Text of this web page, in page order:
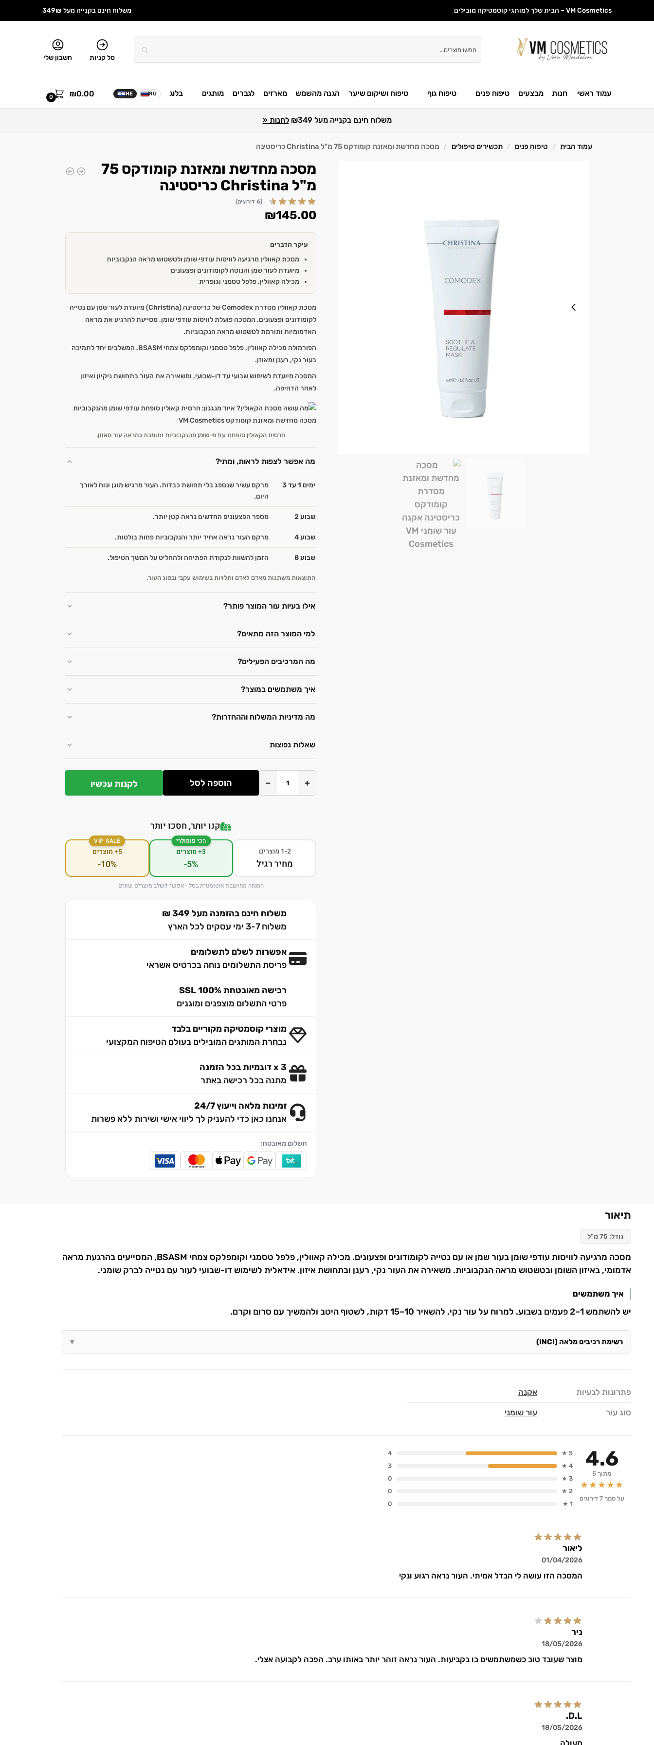
VM Cosmetics – הבית שלך למותגי קוסמטיקה מובילים משלוח חינם בקנייה מעל 349₪
סל קניות חשבון שלי
עמוד ראשי חנות מבצעים טיפוח פנים טיפוח גוף טיפוח ושיקום שיער הגנה מהשמש מארזים לגברים מותגים בלוג HE RU
₪0.00
0
משלוח חינם בקנייה מעל ₪349 לחנות «
עמוד הבית / טיפוח פנים / תכשירים טיפולים / מסכה מחדשת ומאזנת קומודקס 75 מ"ל Christina כריסטינה
מסכה מחדשת ומאזנת קומודקס 75
מ"ל Christina כריסטינה
(6 דירוגים)
₪145.00
עיקר הדברים
מסכת קאוולין מרגיעה לוויסות עודפי שומן ולטשטוש מראה הנקבוביות
מיועדת לעור שמן והנוטה לקומודונים ופצעונים
מכילה קאוולין, פלפל טסמני וגופרית
מסכת קאוולין מסדרת Comodex של כריסטינה (Christina) מיועדת לעור שמן עם נטייה
לקומודונים ופצעונים. המסכה פועלת לוויסות עודפי שומן, מסייעת להרגיע את מראה
האדמומיות ותורמת לטשטוש מראה הנקבוביות.
הפורמולה מכילה קאוולין, פלפל טסמני וקומפלקס צמחי BSASM, המשלבים יחד לתמיכה
בעור נקי, רענן ומאוזן.
המסכה מיועדת לשימוש שבועי עד דו-שבועי, ומשאירה את העור בתחושת ניקיון ואיזון
לאחר הדחיפה.
חרסית הקאולין סופחת עודפי שומן מהנקבוביות ותומכת במראה עור מאוזן.
מה אפשר לצפות לראות, ומתי?
ימים 1 עד 3
מרקם עשיר שנספג בלי תחושת כבדות. העור מרגיש מוגן ונוח לאורך
היום.
שבוע 2 מספר הפצעונים החדשים נראה קטן יותר.
שבוע 4 מרקם העור נראה אחיד יותר והנקבוביות פחות בולטות.
שבוע 8 הזמן להשוות לנקודת הפתיחה ולהחליט על המשך הטיפול.
התוצאות משתנות מאדם לאדם ותלויות בשימוש עקבי ובסוג העור.
אילו בעיות עור המוצר פותר?
למי המוצר הזה מתאים?
מה המרכיבים הפעילים?
איך משתמשים במוצר?
מה מדיניות המשלוח וההחזרות?
שאלות נפוצות
+
− הוספה לסל לקנות עכשיו
קנו יותר, חסכו יותר
1-2 מוצרים
מחיר רגיל
הכי פופולרי
3+ מוצרים
-5%
VIP SALE
5+ מוצרים
-10%
ההנחה מחושבת אוטומטית בסל · אפשר לשלב מוצרים שונים
משלוח חינם בהזמנה מעל 349 ₪
משלוח 3-7 ימי עסקים לכל הארץ
אפשרות לשלם לתשלומים
פריסת התשלומים נוחה בכרטיס אשראי
רכישה מאובטחת 100% SSL
פרטי התשלום מוצפנים ומוגנים
מוצרי קוסמטיקה מקוריים בלבד
נבחרת המותגים המובילים בעולם הטיפוח המקצועי
3 x דוגמיות בכל הזמנה
מתנה בכל רכישה באתר
זמינות מלאה וייעוץ 24/7
אנחנו כאן כדי להעניק לך ליווי אישי ושירות ללא פשרות
תשלום מאובטח:
תיאור
גודל: 75 מ"ל
מסכה מרגיעה לוויסות עודפי שומן בעור שמן או עם נטייה לקומודונים ופצעונים. מכילה קאוולין, פלפל טסמני וקומפלקס צמחי BSASM, המסייעים בהרגעת מראה
אדמומי, באיזון השומן ובטשטוש מראה הנקבוביות. משאירה את העור נקי, רענן ובתחושת איזון. אידאלית לשימוש דו-שבועי לעור עם נטייה לברק שומני.
איך משתמשים
יש להשתמש 1–2 פעמים בשבוע. למרוח על עור נקי, להשאיר 10–15 דקות, לשטוף היטב ולהמשיך עם סרום וקרם.
רשימת רכיבים מלאה (INCI)
פתרונות לבעיות אקנה
סוג עור עור שומני
4.6
מתוך 5
★★★★★
על סמך 7 דירוגים
5 ★
4
4 ★
3
3 ★
0
2 ★
0
1 ★
0
ליאור
01/04/2026
המסכה הזו עושה לי הבדל אמיתי. העור נראה רגוע ונקי
ניר
18/05/2026
מוצר שעובד טוב כשמשתמשים בו בקביעות. העור נראה זוהר יותר באותו ערב. הפכה לקבועה אצלי.
D.L.
18/05/2026